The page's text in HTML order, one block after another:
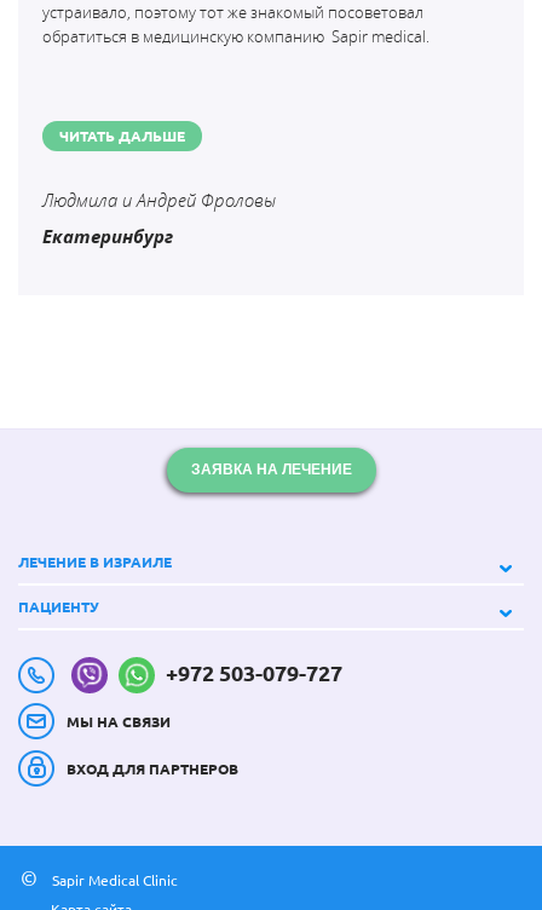
устраивало, поэтому тот же знакомый посоветовал
обратиться в медицинскую компанию Sapir medical.
ЧИТАТЬ ДАЛЬШЕ
Людмила и Андрей Фроловы
Екатеринбург
ЗАЯВКА НА ЛЕЧЕНИЕ
ЛЕЧЕНИЕ В ИЗРАИЛЕ
ПАЦИЕНТУ
+972 503-079-727
МЫ НА СВЯЗИ
ВХОД ДЛЯ ПАРТНЕРОВ
©
Sapir Medical Clinic